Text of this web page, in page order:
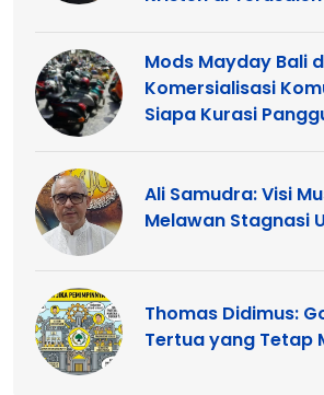
Mods Mayday Bali
Komersialisasi
Siapa Kurasi
Ali Samudra: Visi
Melawan Stagnasi
Thomas Didimus:
Tertua yang Tetap